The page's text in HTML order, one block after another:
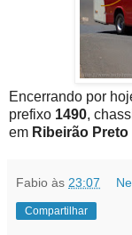
Encerrando por
prefixo 1490,
em Ribeirão Preto
Fabio às 23:07
Compartilhar